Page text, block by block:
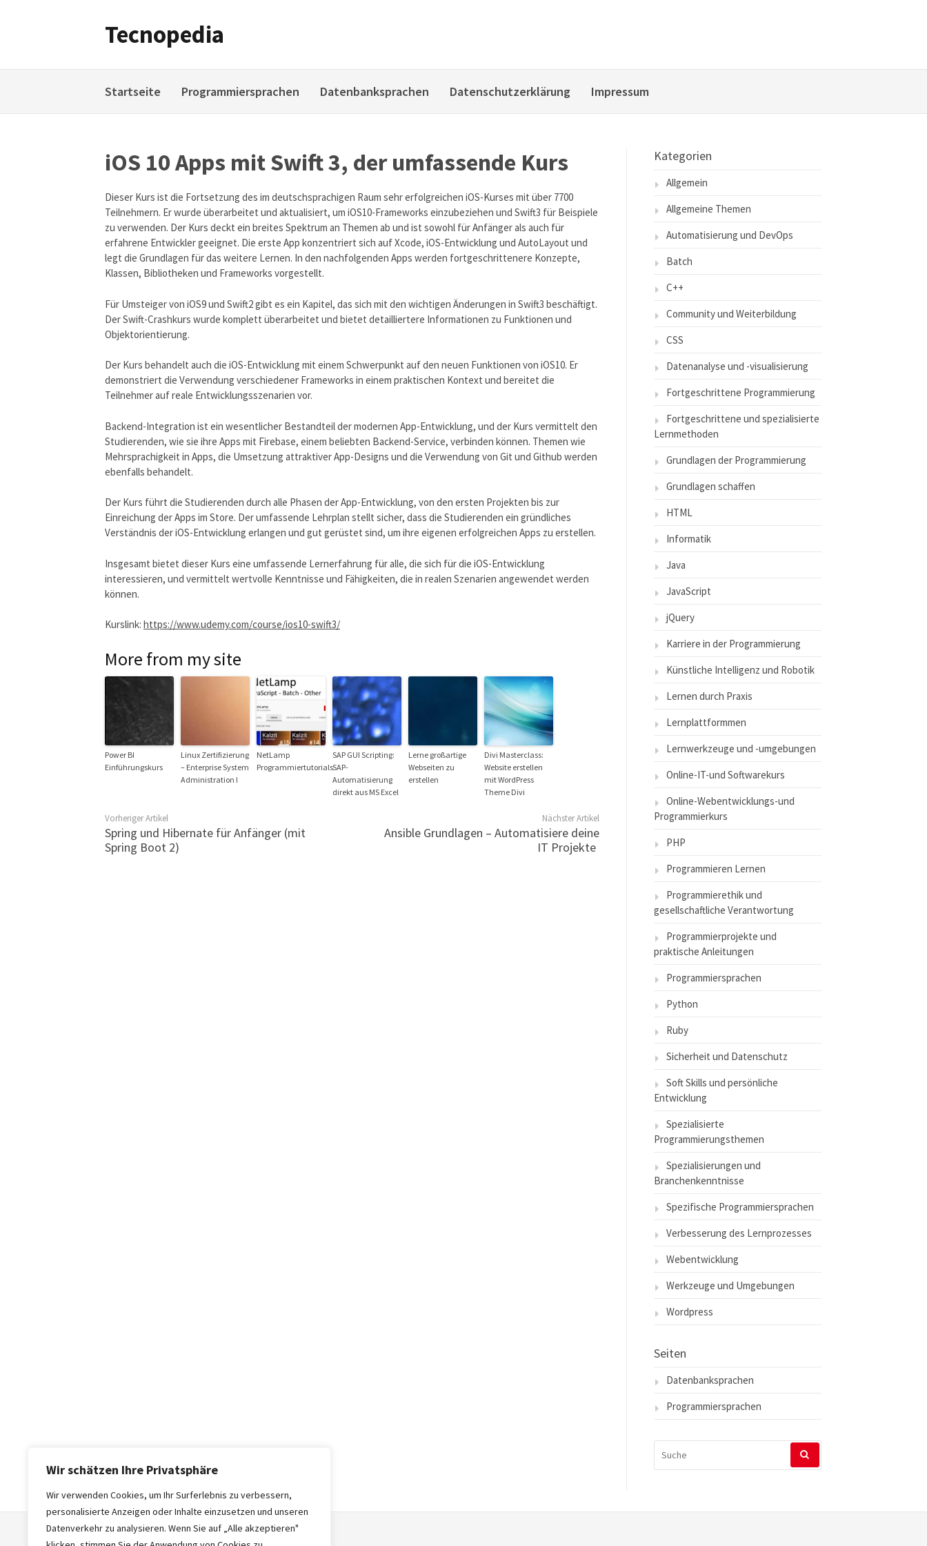
Wir schätzen Ihre Privatsphäre
Wir verwenden Cookies, um Ihr Surferlebnis zu verbessern,
personalisierte Anzeigen oder Inhalte einzusetzen und unseren
Datenverkehr zu analysieren. Wenn Sie auf „Alle akzeptieren"
Tecnopedia
Startseite Programmiersprachen Datenbanksprachen Datenschutzerklärung Impressum
iOS 10 Apps mit Swift 3, der umfassende Kurs
Dieser Kurs ist die Fortsetzung des im deutschsprachigen Raum sehr erfolgreichen iOS-Kurses mit über 7700
Teilnehmern. Er wurde überarbeitet und aktualisiert, um iOS10-Frameworks einzubeziehen und Swift3 für Beispiele
zu verwenden. Der Kurs deckt ein breites Spektrum an Themen ab und ist sowohl für Anfänger als auch für
erfahrene Entwickler geeignet. Die erste App konzentriert sich auf Xcode, iOS-Entwicklung und AutoLayout und
legt die Grundlagen für das weitere Lernen. In den nachfolgenden Apps werden fortgeschrittenere Konzepte,
Klassen, Bibliotheken und Frameworks vorgestellt.
Für Umsteiger von iOS9 und Swift2 gibt es ein Kapitel, das sich mit den wichtigen Änderungen in Swift3 beschäftigt.
Der Swift-Crashkurs wurde komplett überarbeitet und bietet detailliertere Informationen zu Funktionen und
Objektorientierung.
Der Kurs behandelt auch die iOS-Entwicklung mit einem Schwerpunkt auf den neuen Funktionen von iOS10. Er
demonstriert die Verwendung verschiedener Frameworks in einem praktischen Kontext und bereitet die
Teilnehmer auf reale Entwicklungsszenarien vor.
Backend-Integration ist ein wesentlicher Bestandteil der modernen App-Entwicklung, und der Kurs vermittelt den
Studierenden, wie sie ihre Apps mit Firebase, einem beliebten Backend-Service, verbinden können. Themen wie
Mehrsprachigkeit in Apps, die Umsetzung attraktiver App-Designs und die Verwendung von Git und Github werden
ebenfalls behandelt.
Der Kurs führt die Studierenden durch alle Phasen der App-Entwicklung, von den ersten Projekten bis zur
Einreichung der Apps im Store. Der umfassende Lehrplan stellt sicher, dass die Studierenden ein gründliches
Verständnis der iOS-Entwicklung erlangen und gut gerüstet sind, um ihre eigenen erfolgreichen Apps zu erstellen.
Insgesamt bietet dieser Kurs eine umfassende Lernerfahrung für alle, die sich für die iOS-Entwicklung
interessieren, und vermittelt wertvolle Kenntnisse und Fähigkeiten, die in realen Szenarien angewendet werden
können.
Kurslink: https://www.udemy.com/course/ios10-swift3/
More from my site
Power BI
Einführungskurs
Linux Zertifizierung
– Enterprise System
Administration I
NetLamp
Programmiertutorials
SAP GUI Scripting:
SAP-
Automatisierung
direkt aus MS Excel
Lerne großartige
Webseiten zu
erstellen
Divi Masterclass:
Website erstellen
mit WordPress
Theme Divi
Vorheriger Artikel
Spring und Hibernate für Anfänger (mit
Spring Boot 2)
Nächster Artikel
Ansible Grundlagen – Automatisiere deine
IT Projekte
Kategorien
Allgemein
Allgemeine Themen
Automatisierung und DevOps
Batch
C++
Community und Weiterbildung
CSS
Datenanalyse und -visualisierung
Fortgeschrittene Programmierung
Fortgeschrittene und spezialisierte
Lernmethoden
Grundlagen der Programmierung
Grundlagen schaffen
HTML
Informatik
Java
JavaScript
jQuery
Karriere in der Programmierung
Künstliche Intelligenz und Robotik
Lernen durch Praxis
Lernplattformmen
Lernwerkzeuge und -umgebungen
Online-IT-und Softwarekurs
Online-Webentwicklungs-und
Programmierkurs
PHP
Programmieren Lernen
Programmierethik und
gesellschaftliche Verantwortung
Programmierprojekte und
praktische Anleitungen
Programmiersprachen
Python
Ruby
Sicherheit und Datenschutz
Soft Skills und persönliche
Entwicklung
Spezialisierte
Programmierungsthemen
Spezialisierungen und
Branchenkenntnisse
Spezifische Programmiersprachen
Verbesserung des Lernprozesses
Webentwicklung
Werkzeuge und Umgebungen
Wordpress
Seiten
Datenbanksprachen
Programmiersprachen
NACH: